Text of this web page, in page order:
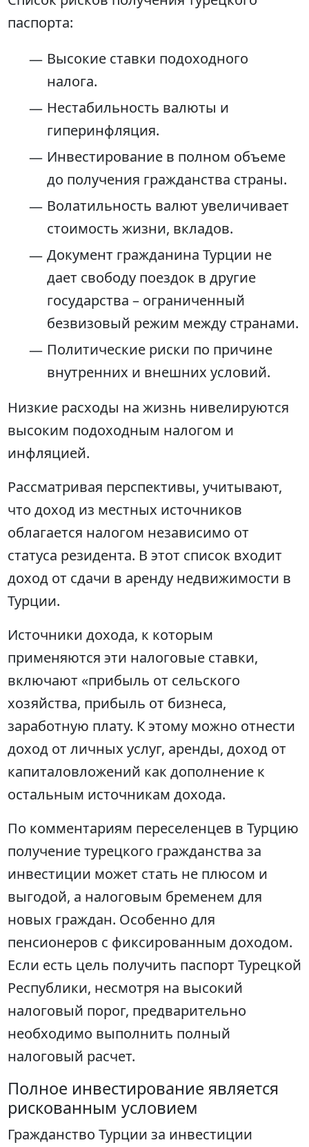
паспорта:
Высокие ставки подоходного
налога.
Нестабильность валюты и
гиперинфляция.
Инвестирование в полном объеме
до получения гражданства страны.
Волатильность валют увеличивает
стоимость жизни, вкладов.
Документ гражданина Турции не
дает свободу поездок в другие
государства – ограниченный
безвизовый режим между странами.
Политические риски по причине
внутренних и внешних условий.
Низкие расходы на жизнь нивелируются
высоким подоходным налогом и
инфляцией.
Рассматривая перспективы, учитывают,
что доход из местных источников
облагается налогом независимо от
статуса резидента. В этот список входит
доход от сдачи в аренду недвижимости в
Турции.
Источники дохода, к которым
применяются эти налоговые ставки,
включают «прибыль от сельского
хозяйства, прибыль от бизнеса,
заработную плату. К этому можно отнести
доход от личных услуг, аренды, доход от
капиталовложений как дополнение к
остальным источникам дохода.
По комментариям переселенцев в Турцию
получение турецкого гражданства за
инвестиции может стать не плюсом и
выгодой, а налоговым бременем для
новых граждан. Особенно для
пенсионеров с фиксированным доходом.
Если есть цель получить паспорт Турецкой
Республики, несмотря на высокий
налоговый порог, предварительно
необходимо выполнить полный
налоговый расчет.
Полное инвестирование является
рискованным условием
Гражданство Турции за инвестиции